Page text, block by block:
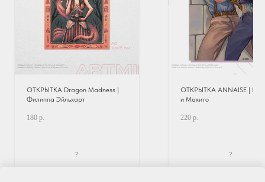
ОТКРЫТКА Dragon Madness |
Филиппа Эйльхарт
180 р.
?
ОТКРЫТКА ANNAISE |
и Махито
220 р.
?